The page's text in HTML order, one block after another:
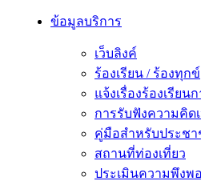
ข้อมูลบริการ
เว็บลิงค์
ร้องเรียน / ร้องทุกข์
แจ้งเรื่องร้องเรีย
การรับฟังความคิด
คู่มือสำหรับประช
สถานที่ท่องเที่ยว
ประเมินความพึงพ